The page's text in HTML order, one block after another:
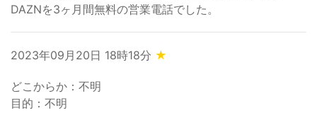
DAZNを3ヶ月間無料の営業電話でした。
2023年09月20日 18時18分 ★
どこからか：不明
目的：不明